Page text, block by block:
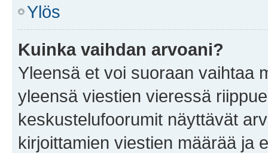
Ylös
Kuinka vaihdan arvoani?
Yleensä et voi suoraan vaihtaa
yleensä viestien vieressä
keskustelufoorumit näyttävät
kirjoittamien viestien määrää ja